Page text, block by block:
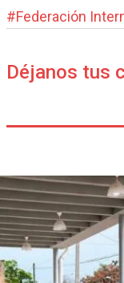
#Federación
Déjanos tus